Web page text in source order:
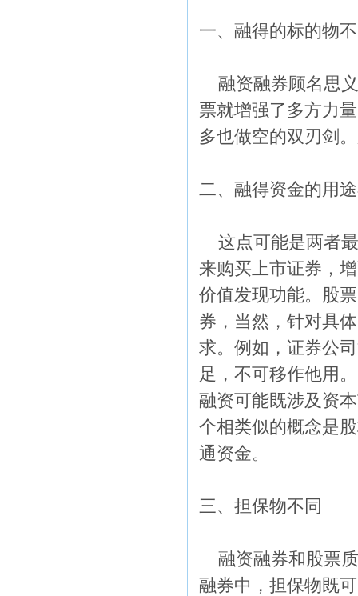
一、融得的标的物
融资融券顾名思
票就增强了多方力
多也做空的双刃剑
二、融得资金的用
这点可能是两者
来购买上市证券，
价值发现功能。股
券，当然，针对具
求。例如，证券公
足，不可移作他用
融资可能既涉及资
个相类似的概念是
通资金。
三、担保物不同
融资融券和股票
融券中，担保物既